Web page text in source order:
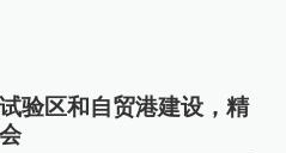
验区和自贸港建设，精